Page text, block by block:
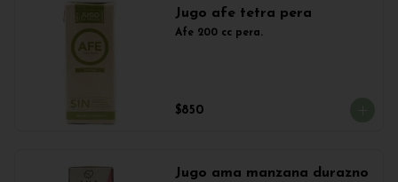
Jugo afe tetra pera
Afe 200 cc pera.
$850
Jugo ama manzana durazno